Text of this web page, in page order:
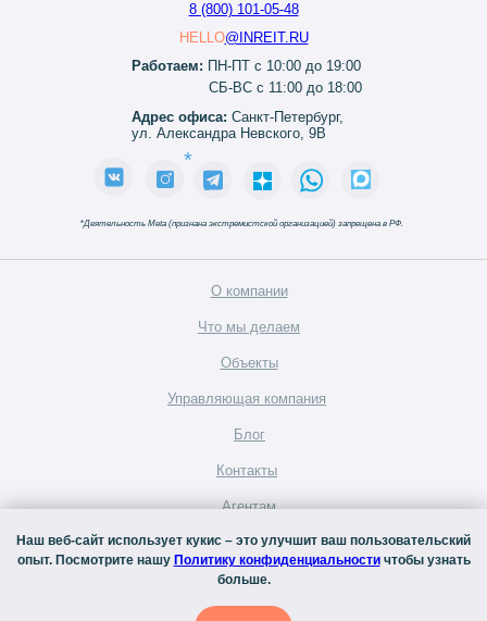
Наш веб-сайт использует кукис – это улучшит ваш пользовательский
опыт. Посмотрите нашу Политику конфиденциальностичтобы узнать
больше.
О компании
Блог
Объекты
Что мы делаем
Контакты
Управляющая компания
8 (800) 101-05-48
HELLO@INREIT.RU
Агентам
Вакансии
Аренда
коммерческих
площадей
Работаем: ПН-ПТ с 10:00 до 19:00
СБ-ВС с 11:00 до 18:00
Адрес офиса: Санкт-Петербург,
ул. Александра Невского, 9В
*
*Деятельность Meta (признана экстремистской организацией) запрещена в РФ.